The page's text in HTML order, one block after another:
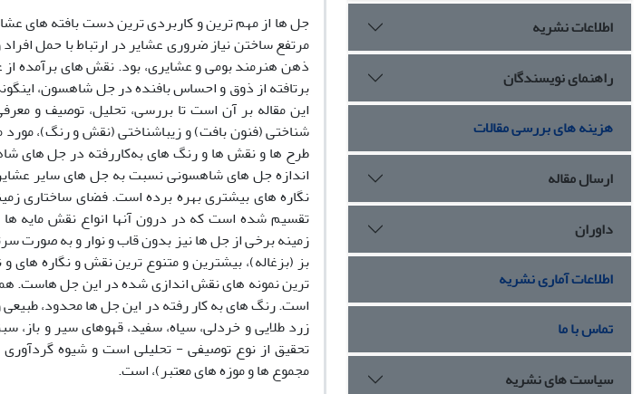
جل­ ها از مهم ­ترین و کاربردی­ ترین دست­ بافته­ های
مرتفع ساختن نیاز ضروری عشایر در ارتباط با حمل
ذهن هنرمند بومی و عشایری، بود. نقش­ های برآمده
برتافته از ذوق و احساس بافنده در جل شاهسون،
این مقاله بر آن است تا بررسی، تحلیل، توصیف و
شناختی (فنون بافت) و زیباشناختی (نقش و رنگ)،
طرح­ ها و نقش ­ها و رنگ­ های به‌کاررفته در جل­ های
اندازه جل­ های شاهسونی نسبت به جل­ های سایر
نگاره­ های بیشتری بهره برده است. فضای ساختاری
تقسیم شده است که در درون آن­ها انواع نقش­ مایه­
زمینه برخی از جل­ ها نیز بدون قاب و نوار و به­
ترین نمونه­ های نقش ­اندازی شده در این جل­ هاست.
است. رنگ­ های به کار رفته در این جل­ ها محدود،
زرد طلایی و خردلی، سیاه، سفید، قهوه­­ای سیر و باز،
تحقیق از نوع توصیفی - تحلیلی است و شیوه گردآوری
مجموع ­ها و موزه­ های معتبر)، است.
اطلاعات نشریه
راهنمای نویسندگان
هزینه های بررسی مقالات
ارسال مقاله
داوران
اطلاعات آماری نشریه
تماس با ما
سیاست های نشریه